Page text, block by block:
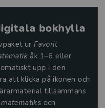
bokhylla
ur Favorit
åk 1–6 eller
upp i den
att klicka på ikonen och
tillsammans
matematiks och